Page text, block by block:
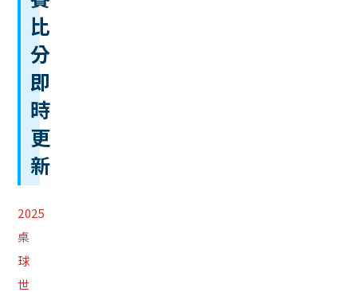
比
分
即
時
更
新
2025
桌
球
世